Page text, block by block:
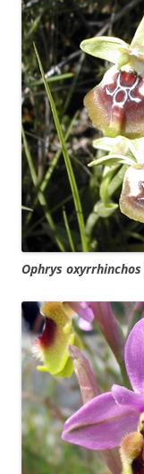
Ophrys oxyrrhinchos